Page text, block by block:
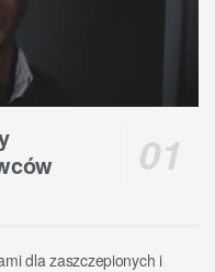
dla zaszczepionych i